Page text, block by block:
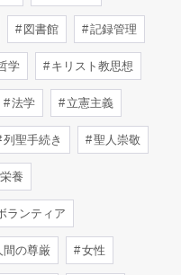
図書館 記録管理
学 キリスト教思想
法学 立憲主義
列聖手続き 聖人崇敬
養
ランティア
の尊厳 女性